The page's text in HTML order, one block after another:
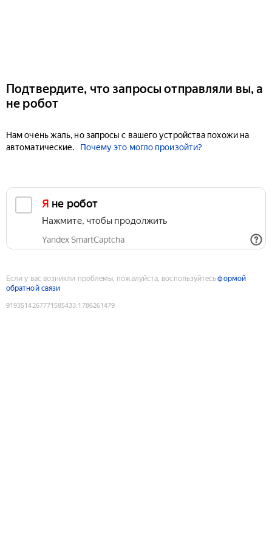
Подтвердите, что запросы отправляли вы, а
не робот
Нам очень жаль, но запросы с вашего устройства похожи на
автоматические.
Почему это могло произойти?
Я не робот
Нажмите, чтобы продолжить
Yandex SmartCaptcha
Если у вас возникли проблемы, пожалуйста, воспользуйтесьформой
обратной связи
9193514267771585433:1786261479